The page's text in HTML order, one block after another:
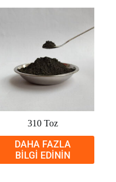
310 Toz
DAHA FAZLA
BILGI EDININ